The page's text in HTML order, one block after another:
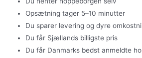
Opsætning tager 5–10 minutter
Du sparer levering og dyre
Du får Sjællands billigste pris
Du får Danmarks bedst anmeldte